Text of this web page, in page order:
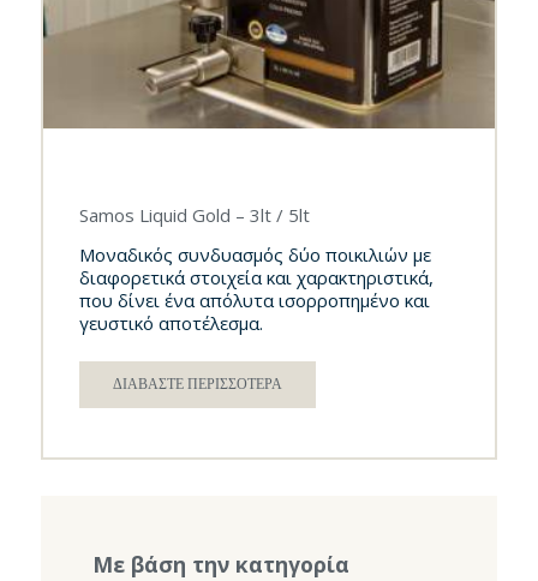
Samos Liquid Gold – 3lt / 5lt
Μοναδικός συνδυασμός δύο ποικιλιών με
διαφορετικά στοιχεία και χαρακτηριστικά,
που δίνει ένα απόλυτα ισορροπημένο και
γευστικό αποτέλεσμα.
ΔΙΑΒΆΣΤΕ ΠΕΡΙΣΣΌΤΕΡΑ
Με βάση την κατηγορία